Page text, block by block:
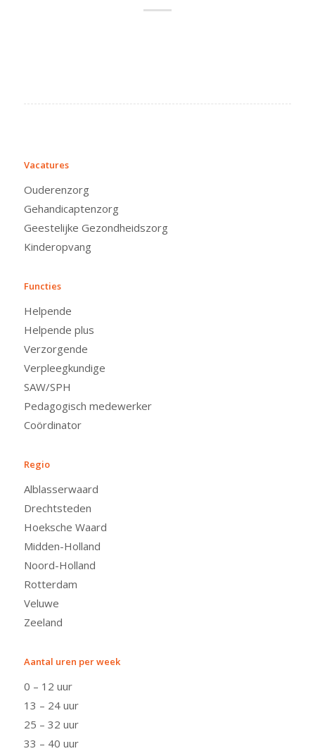
Vacatures
Ouderenzorg
Gehandicaptenzorg
Geestelijke Gezondheidszorg
Kinderopvang
Functies
Helpende
Helpende plus
Verzorgende
Verpleegkundige
SAW/SPH
Pedagogisch medewerker
Coördinator
Regio
Alblasserwaard
Drechtsteden
Hoeksche Waard
Midden-Holland
Noord-Holland
Rotterdam
Veluwe
Zeeland
Aantal uren per week
0 – 12 uur
13 – 24 uur
25 – 32 uur
33 – 40 uur